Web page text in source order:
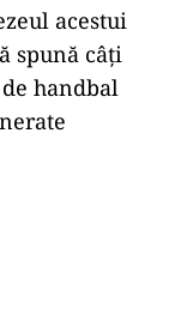
acestui
spună câți
handbal